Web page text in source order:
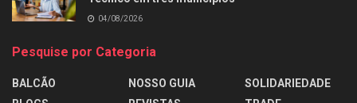
04/08/2026
Pesquise por Categoria
BALCÃO
NOSSO GUIA
SOLIDARIEDADE